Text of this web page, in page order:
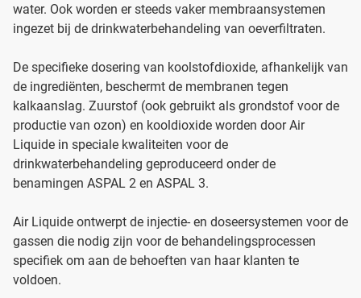
water. Ook worden er steeds vaker membraansystemen
ingezet bij de drinkwaterbehandeling van oeverfiltraten.
De specifieke dosering van koolstofdioxide, afhankelijk van
de ingrediënten, beschermt de membranen tegen
kalkaanslag. Zuurstof (ook gebruikt als grondstof voor de
productie van ozon) en kooldioxide worden door Air
Liquide in speciale kwaliteiten voor de
drinkwaterbehandeling geproduceerd onder de
benamingen ASPAL 2 en ASPAL 3.
Air Liquide ontwerpt de injectie- en doseersystemen voor de
gassen die nodig zijn voor de behandelingsprocessen
specifiek om aan de behoeften van haar klanten te
voldoen.